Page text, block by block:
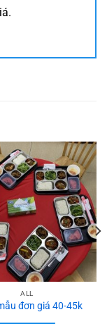
ALL
đơn giá 40-45k